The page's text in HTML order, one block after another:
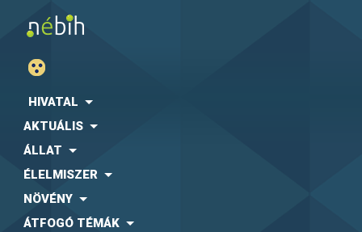
HIVATAL
AKTUÁLIS
ÁLLAT
ÉLELMISZER
NÖVÉNY
ÁTFOGÓ TÉMÁK